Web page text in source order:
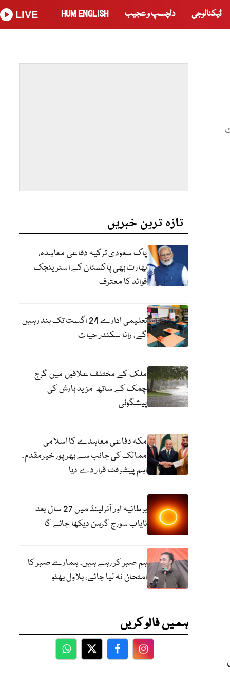
ٹیکنالوجی دلچسپ و عجیب HUM ENGLISH
LIVE
تازہ ترین خبریں
پاک سعودی ترکیہ دفاعی معاہدہ،
بھارت بھی پاکستان کے اسٹریٹجک
فوائد کا معترف
تعلیمی ادارے 24 اگست تک بند رہیں
گے، رانا سکندر حیات
ملک کے مختلف علاقوں میں گرج
چمک کے ساتھ مزید بارش کی
پیشگوئی
مکہ دفاعی معاہدے کا اسلامی
ممالک کی جانب سے بھرپور خیرمقدم،
اہم پیشرفت قرار دے دیا
برطانیہ اور آئرلینڈ میں 27 سال بعد
نایاب سورج گرہن دیکھا جائے گا
ہم صبر کر رہے ہیں، ہمارے صبر کا
امتحان نہ لیا جائے، بلاول بھٹو
ہمیں فالو کریں
WhatsApp
TwitterFacebookFacebook